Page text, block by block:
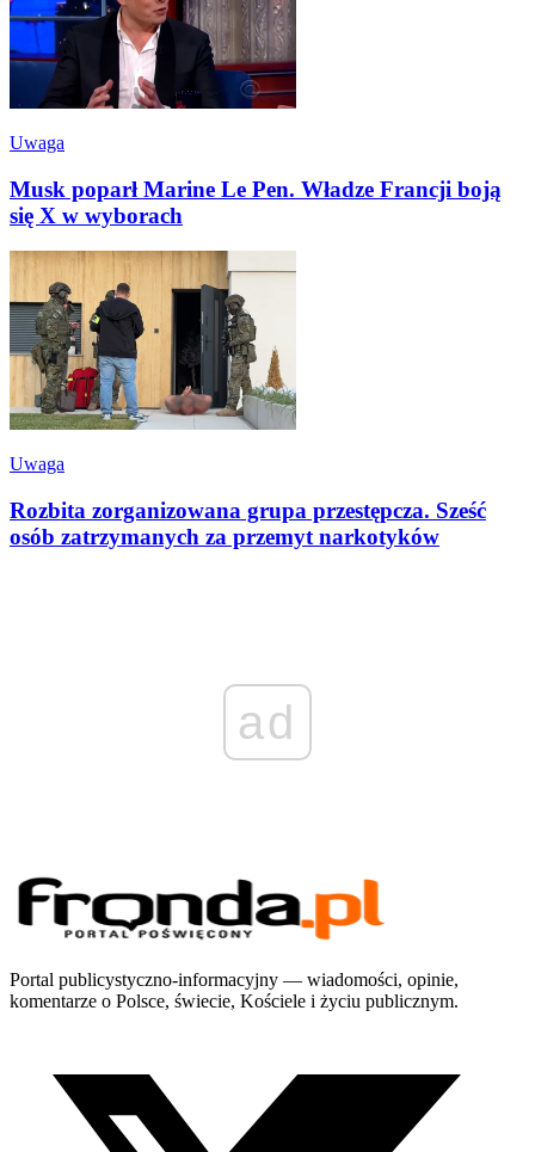
Uwaga
Musk poparł Marine Le Pen. Władze Francji boją
się X w wyborach
Uwaga
Rozbita zorganizowana grupa przestępcza. Sześć
osób zatrzymanych za przemyt narkotyków
ad
Portal publicystyczno-informacyjny — wiadomości, opinie,
komentarze o Polsce, świecie, Kościele i życiu publicznym.